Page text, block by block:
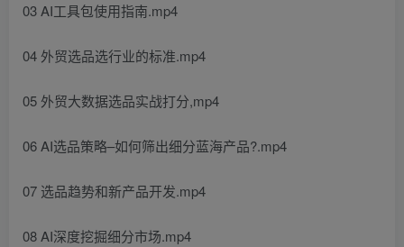
03 AI工具包使用指南.mp4
04 外贸选品选行业的标准.mp4
05 外贸大数据选品实战打分,mp4
06 AI选品策略–如何筛出细分蓝海产品?.mp4
07 选品趋势和新产品开发.mp4
08 AI深度挖掘细分市场.mp4